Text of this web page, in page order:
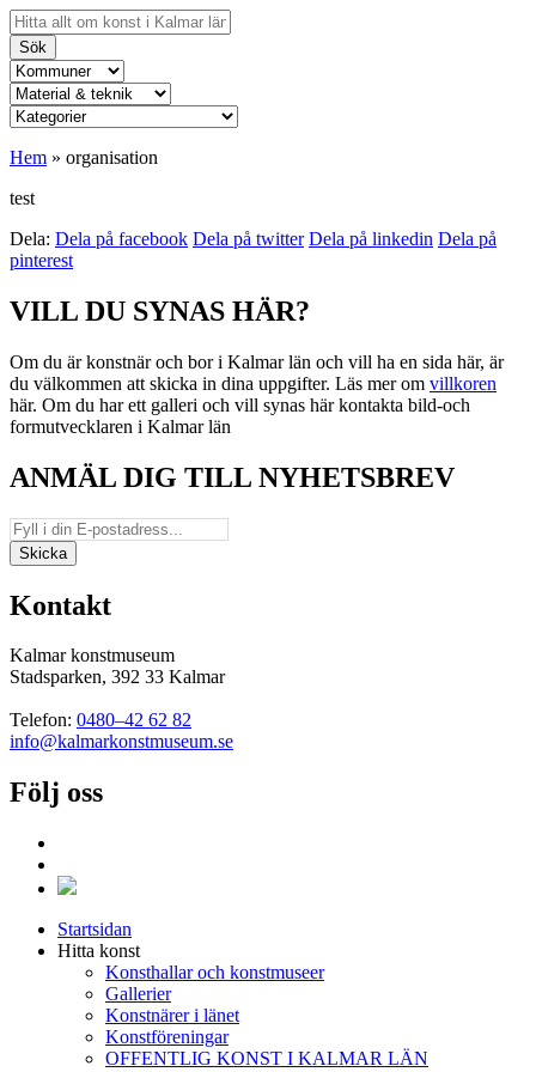
Sök
Hem » organisation
test
Dela: Dela på facebook Dela på twitter Dela på linkedin Dela på
pinterest
VILL DU SYNAS HÄR?
Om du är konstnär och bor i Kalmar län och vill ha en sida här, är
du välkommen att skicka in dina uppgifter. Läs mer om villkoren
här. Om du har ett galleri och vill synas här kontakta bild-och
formutvecklaren i Kalmar län
ANMÄL DIG TILL NYHETSBREV
Kontakt
Kalmar konstmuseum
Stadsparken, 392 33 Kalmar
Telefon: 0480–42 62 82
info@kalmarkonstmuseum.se
Följ oss
Startsidan
Hitta konst
Konsthallar och konstmuseer
Gallerier
Konstnärer i länet
Konstföreningar
OFFENTLIG KONST I KALMAR LÄN